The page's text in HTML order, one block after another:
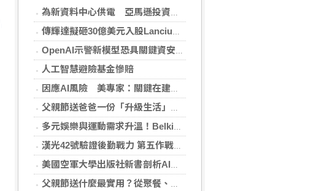
為新資料中心供電 亞馬遜投資德州燃氣發電廠
傳輝達擬砸30億美元入股Lancium 布局電力基礎設施
OpenAI示警新模型恐具關鍵資安能力 收緊研發管控
人工智慧避險基金慘賠
因應AI風險 美專家：關鍵在建構防禦又不拖慢創新
父親節送爸爸一份「升級生活」的禮物！全國電子仁德中山店盛大開幕 家電9折、滿千抽好禮
多元娛樂與運動需求升溫！Belkin 打造多情境科技配件生態系全新推出 Nintendo Switch 2 系列配件 升級遊戲體驗
漢光42號驗證後勤戰力 第五作戰區完成彈藥還屯整備
美國空軍大學出版社新書剖析AI雙面刃 警示誤用潛在風險
父親節送什麼最實用？從聚餐、運動到日常營養 4種送禮選擇一次看